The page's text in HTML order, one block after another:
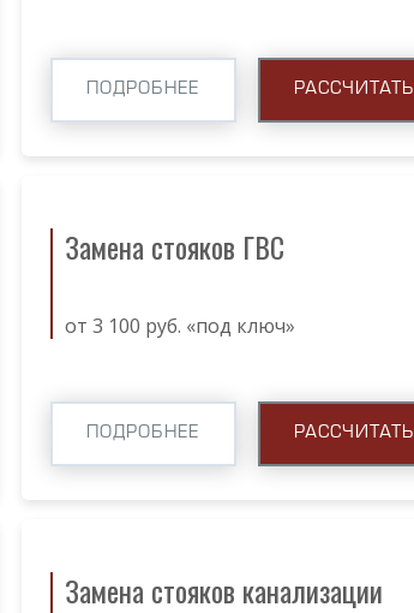
ПОДРОБНЕЕ РАССЧИТАТЬ
Замена стояков ГВС
от 3 100 руб. «под ключ»
ПОДРОБНЕЕ РАССЧИТАТЬ
Замена стояков канализации